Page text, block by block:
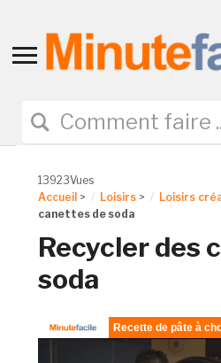
Toggle
navigation
13923Vues
Accueil > Loisirs > Loisirs
canettes de soda
Recycler des
soda